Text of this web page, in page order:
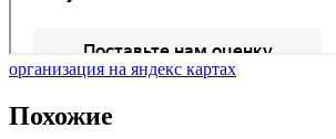
организация на яндекс картах
Похожие